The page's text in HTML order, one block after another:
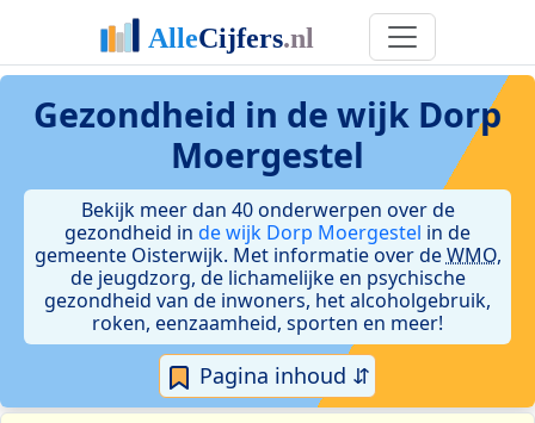
Gezondheid in de wijk Dorp
Moergestel
Bekijk meer dan 40 onderwerpen over de
gezondheid in de wijk Dorp Moergestel in de
gemeente Oisterwijk. Met informatie over deWMO,
de jeugdzorg, de lichamelijke en psychische
gezondheid van de inwoners, het alcoholgebruik,
roken, eenzaamheid, sporten en meer!
Pagina inhoud ⇵